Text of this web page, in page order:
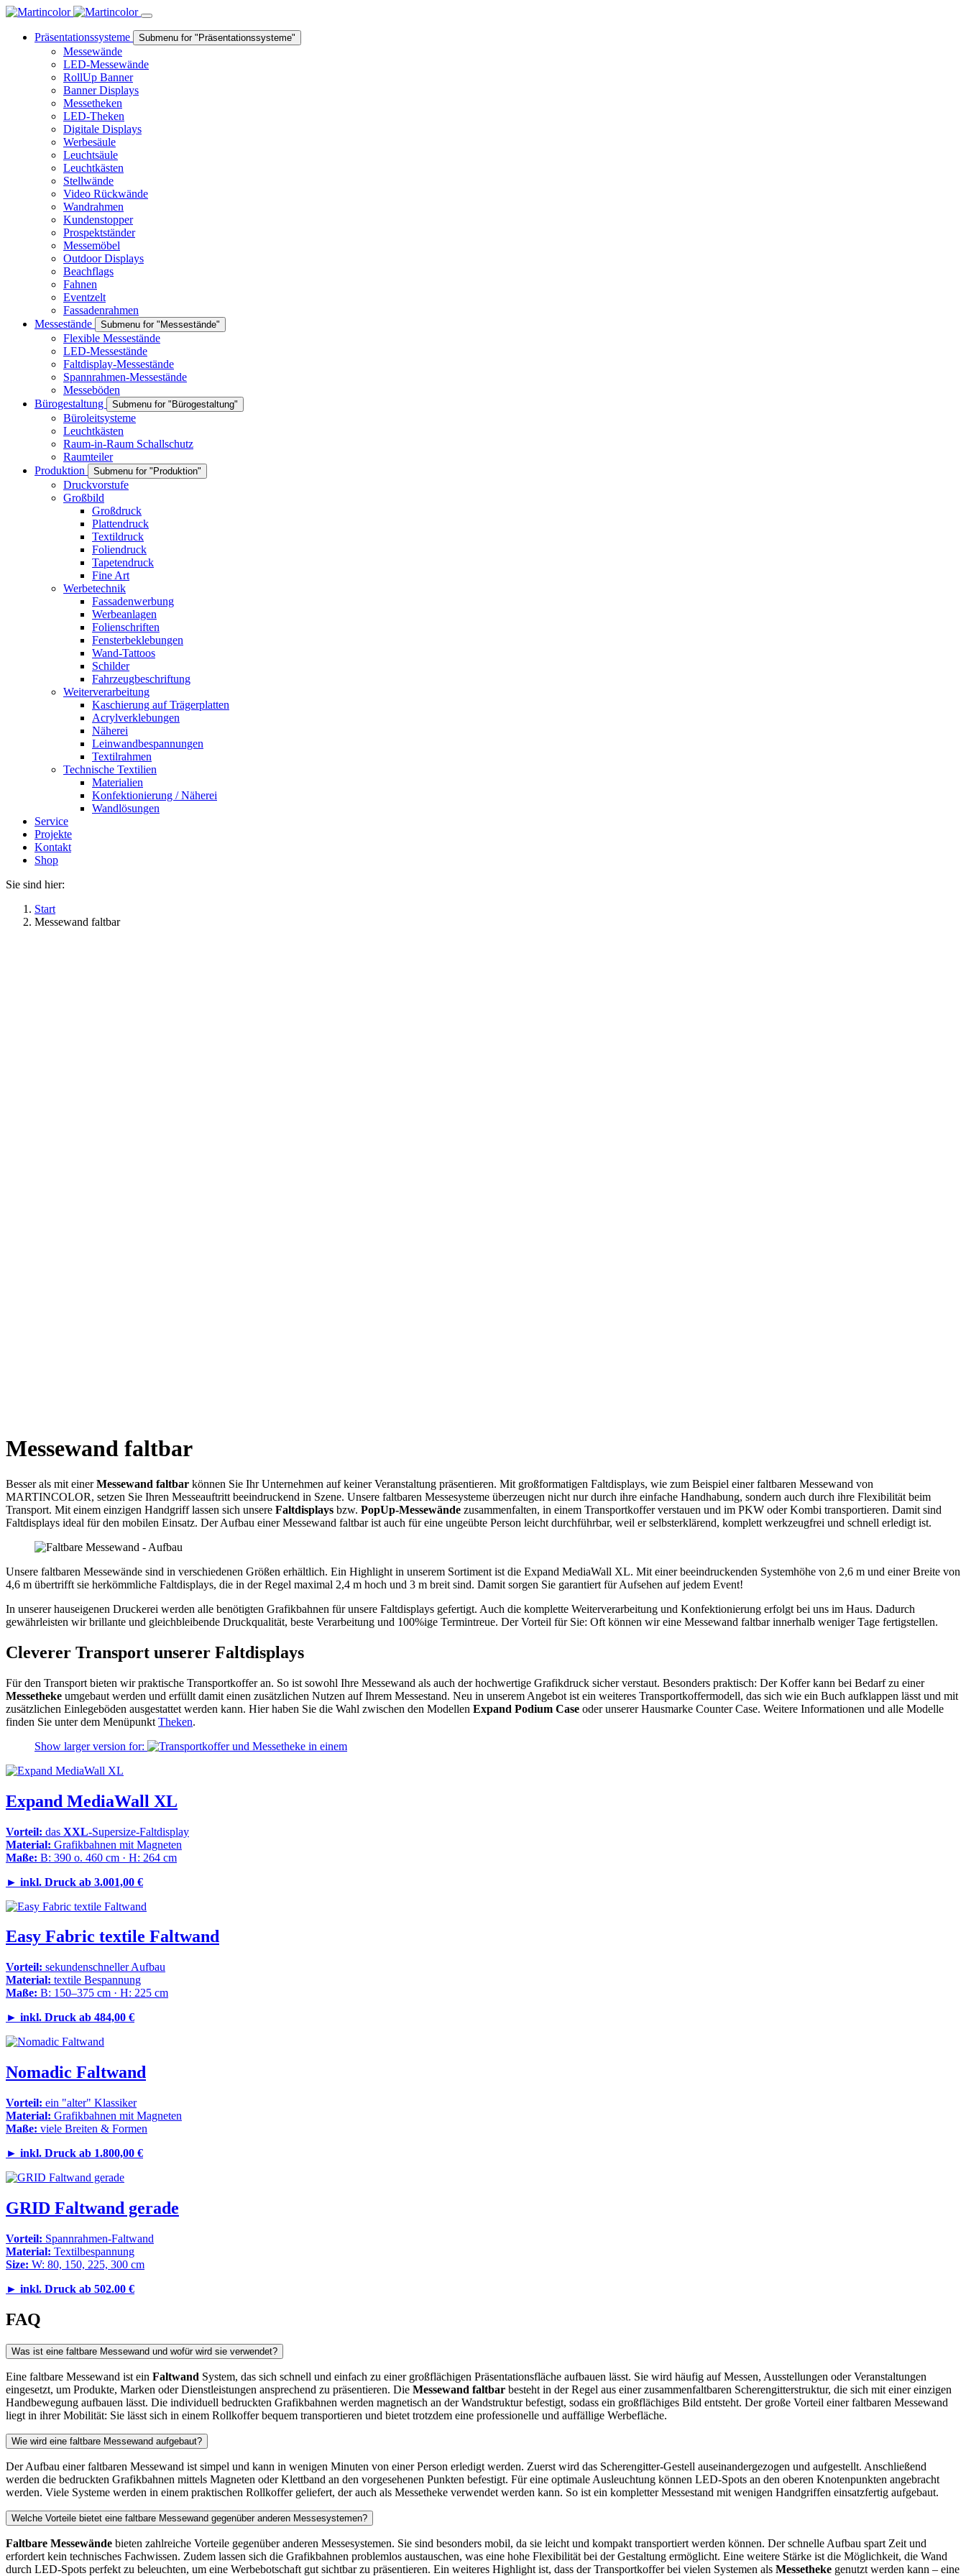
Präsentationssysteme Submenu for "Präsentationssysteme"
Messewände
LED-Messewände
RollUp Banner
Banner Displays
Messetheken
LED-Theken
Digitale Displays
Werbesäule
Leuchtsäule
Leuchtkästen
Stellwände
Video Rückwände
Wandrahmen
Kundenstopper
Prospektständer
Messemöbel
Outdoor Displays
Beachflags
Fahnen
Eventzelt
Fassadenrahmen
Messestände
Submenu for "Messestände"
Flexible Messestände
LED-Messestände
Faltdisplay-Messestände
Spannrahmen-Messestände
Messeböden
Bürogestaltung
Submenu for "Bürogestaltung"
Büroleitsysteme
Leuchtkästen
Raum-in-Raum Schallschutz
Raumteiler
Produktion
Submenu for "Produktion"
Druckvorstufe
Großbild
Großdruck
Plattendruck
Textildruck
Foliendruck
Tapetendruck
Fine Art
Werbetechnik
Fassadenwerbung
Werbeanlagen
Folienschriften
Fensterbeklebungen
Wand-Tattoos
Schilder
Fahrzeugbeschriftung
Weiterverarbeitung
Kaschierung auf Trägerplatten
Acrylverklebungen
Näherei
Leinwandbespannungen
Textilrahmen
Technische Textilien
Materialien
Konfektionierung / Näherei
Wandlösungen
Service
Projekte
Kontakt
Shop
Sie sind hier:
Start
Messewand faltbar
Messewand faltbar
Besser als mit einerMessewand faltbar können Sie Ihr Unternehmen auf keiner Veranstaltung präsentieren. Mit großformatigen Faltdisplays, wie zum Beispiel einer faltbaren Messewand von
MARTINCOLOR, setzen Sie Ihren Messeauftritt beeindruckend in Szene. Unsere faltbaren Messesysteme überzeugen nicht nur durch ihre einfache Handhabung, sondern auch durch ihre Flexibilität beim
Transport. Mit einem einzigen Handgriff lassen sich unsere Faltdisplays bzw. PopUp-Messewände zusammenfalten, in einem Transportkoffer verstauen und im PKW oder Kombi transportieren. Damit sind
Faltdisplays ideal für den mobilen Einsatz. Der Aufbau einer Messewand faltbar ist auch für eine ungeübte Person leicht durchführbar, weil er selbsterklärend, komplett werkzeugfrei und schnell erledigt ist.
Unsere faltbaren Messewände sind in verschiedenen Größen erhältlich. Ein Highlight in unserem Sortiment ist die Expand MediaWall XL. Mit einer beeindruckenden Systemhöhe von 2,6 m und einer Breite von
4,6 m übertrifft sie herkömmliche Faltdisplays, die in der Regel maximal 2,4 m hoch und 3 m breit sind. Damit sorgen Sie garantiert für Aufsehen auf jedem Event!
In unserer hauseigenen Druckerei werden alle benötigten Grafikbahnen für unsere Faltdisplays gefertigt. Auch die komplette Weiterverarbeitung und Konfektionierung erfolgt bei uns im Haus. Dadurch
gewährleisten wir brillante und gleichbleibende Druckqualität, beste Verarbeitung und 100%ige Termintreue. Der Vorteil für Sie: Oft können wir eine Messewand faltbar innerhalb weniger Tage fertigstellen.
Cleverer Transport unserer Faltdisplays
Für den Transport bieten wir praktische Transportkoffer an. So ist sowohl Ihre Messewand als auch der hochwertige Grafikdruck sicher verstaut. Besonders praktisch: Der Koffer kann bei Bedarf zu einer
Messetheke umgebaut werden und erfüllt damit einen zusätzlichen Nutzen auf Ihrem Messestand. Neu in unserem Angebot ist ein weiteres Transportkoffermodell, das sich wie ein Buch aufklappen lässt und mit
zusätzlichen Einlegeböden ausgestattet werden kann. Hier haben Sie die Wahl zwischen den Modellen Expand Podium Case oder unserer Hausmarke Counter Case. Weitere Informationen und alle Modelle
finden Sie unter dem Menüpunkt Theken.
Show larger version for:
Expand MediaWall XL
Vorteil: das XXL-Supersize-Faltdisplay
Material: Grafikbahnen mit Magneten
Maße: B: 390 o. 460 cm · H: 264 cm
► inkl. Druck ab 3.001,00 €
Easy Fabric textile Faltwand
Vorteil: sekundenschneller Aufbau
Material: textile Bespannung
Maße: B: 150–375 cm · H: 225 cm
► inkl. Druck ab 484,00 €
Nomadic Faltwand
Vorteil: ein "alter" Klassiker
Material: Grafikbahnen mit Magneten
Maße: viele Breiten & Formen
► inkl. Druck ab 1.800,00 €
GRID Faltwand gerade
Vorteil: Spannrahmen-Faltwand
Material: Textilbespannung
Size: W: 80, 150, 225, 300 cm
► inkl. Druck ab 502.00 €
FAQ
Was ist eine faltbare Messewand und wofür wird sie verwendet?
Eine faltbare Messewand ist ein Faltwand System, das sich schnell und einfach zu einer großflächigen Präsentationsfläche aufbauen lässt. Sie wird häufig auf Messen, Ausstellungen oder Veranstaltungen
eingesetzt, um Produkte, Marken oder Dienstleistungen ansprechend zu präsentieren. Die Messewand faltbar besteht in der Regel aus einer zusammenfaltbaren Scherengitterstruktur, die sich mit einer einzigen
Handbewegung aufbauen lässt. Die individuell bedruckten Grafikbahnen werden magnetisch an der Wandstruktur befestigt, sodass ein großflächiges Bild entsteht. Der große Vorteil einer faltbaren Messewand
liegt in ihrer Mobilität: Sie lässt sich in einem Rollkoffer bequem transportieren und bietet trotzdem eine professionelle und auffällige Werbefläche.
Wie wird eine faltbare Messewand aufgebaut?
Der Aufbau einer faltbaren Messewand ist simpel und kann in wenigen Minuten von einer Person erledigt werden. Zuerst wird das Scherengitter-Gestell auseinandergezogen und aufgestellt. Anschließend
werden die bedruckten Grafikbahnen mittels Magneten oder Klettband an den vorgesehenen Punkten befestigt. Für eine optimale Ausleuchtung können LED-Spots an den oberen Knotenpunkten angebracht
werden. Viele Systeme werden in einem praktischen Rollkoffer geliefert, der auch als Messetheke verwendet werden kann. So ist ein kompletter Messestand mit wenigen Handgriffen einsatzfertig aufgebaut.
Welche Vorteile bietet eine faltbare Messewand gegenüber anderen Messesystemen?
Faltbare Messewände bieten zahlreiche Vorteile gegenüber anderen Messesystemen. Sie sind besonders mobil, da sie leicht und kompakt transportiert werden können. Der schnelle Aufbau spart Zeit und
erfordert kein technisches Fachwissen. Zudem lassen sich die Grafikbahnen problemlos austauschen, was eine hohe Flexibilität bei der Gestaltung ermöglicht. Eine weitere Stärke ist die Möglichkeit, die Wand
durch LED-Spots perfekt zu beleuchten, um eine Werbebotschaft gut sichtbar zu präsentieren. Ein weiteres Highlight ist, dass der Transportkoffer bei vielen Systemen als Messetheke genutzt werden kann – eine